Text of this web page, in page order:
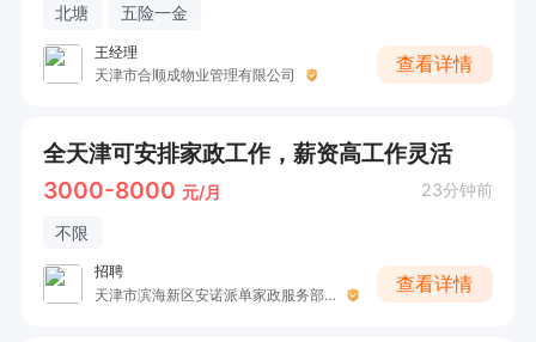
北塘 五险一金
王经理
天津市合顺成物业管理有限公司
查看详情
全天津可安排家政工作，薪资高工作灵活
3000-8000 元/月 23分钟前
不限
招聘
天津市滨海新区安诺派单家政服务部（个体工商户）
查看详情